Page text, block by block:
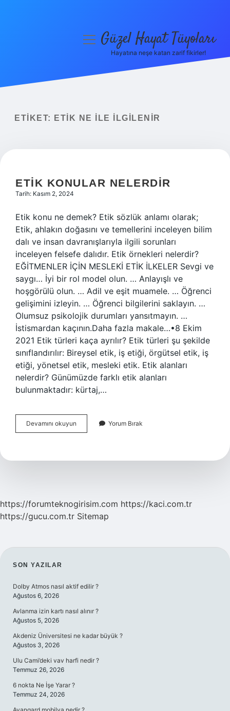
Yasal Uyarı
menüyüGüzel Hayat Tüyoları
Hayatına neşe katan zarif fikirler!
ETIKET: ETIK NE ILE ILGILENIR
ETIK KONULAR NELERDIR
Tarih: Kasım 2, 2024
Etik konu ne demek? Etik sözlük anlamı olarak;
Etik, ahlakın doğasını ve temellerini inceleyen bilim
dalı ve insan davranışlarıyla ilgili sorunları
inceleyen felsefe dalıdır. Etik örnekleri nelerdir?
EĞİTMENLER İÇİN MESLEKİ ETİK İLKELER Sevgi ve
saygı… İyi bir rol model olun. … Anlayışlı ve
hoşgörülü olun. … Adil ve eşit muamele. … Öğrenci
gelişimini izleyin. … Öğrenci bilgilerini saklayın. …
Olumsuz psikolojik durumları yansıtmayın. …
İstismardan kaçının.Daha fazla makale…•8 Ekim
2021 Etik türleri kaça ayrılır? Etik türleri şu şekilde
sınıflandırılır: Bireysel etik, iş etiği, örgütsel etik, iş
etiği, yönetsel etik, mesleki etik. Etik alanları
nelerdir? Günümüzde farklı etik alanları
bulunmaktadır: kürtaj,…
Devamını okuyun
Konular
Yorum Bırak
https://forumteknogirisim.com https://kaci.com.tr
https://gucu.com.tr Sitemap
SIDEBAR
SON YAZILAR
Dolby Atmos nasıl aktif edilir ?
Ağustos 6, 2026
Avlanma izin kartı nasıl alınır ?
Ağustos 5, 2026
Akdeniz Üniversitesi ne kadar büyük ?
Ağustos 3, 2026
Ulu Cami’deki vav harfi nedir ?
Temmuz 26, 2026
6 nokta Ne İşe Yarar ?
Temmuz 24, 2026